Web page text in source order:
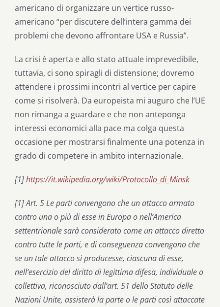
americano di organizzare un vertice russo-
americano “per discutere dell’intera gamma dei
problemi che devono affrontare USA e Russia”.
La crisi è aperta e allo stato attuale imprevedibile,
tuttavia, ci sono spiragli di distensione; dovremo
attendere i prossimi incontri al vertice per capire
come si risolverà. Da europeista mi auguro che l’UE
non rimanga a guardare e che non anteponga
interessi economici alla pace ma colga questa
occasione per mostrarsi finalmente una potenza in
grado di competere in ambito internazionale.
[1]https://it.wikipedia.org/wiki/Protocollo_di_Minsk
[1] Art. 5 Le parti convengono che un attacco armato
contro una o più di esse in Europa o nell’America
settentrionale sarà considerato come un attacco diretto
contro tutte le parti, e di conseguenza convengono che
se un tale attacco si producesse, ciascuna di esse,
nell’esercizio del diritto di legittima difesa, individuale o
collettiva, riconosciuto dall’art. 51 dello Statuto delle
Nazioni Unite, assisterà la parte o le parti così attaccate